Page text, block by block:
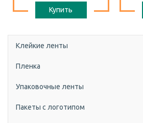
Купить
Клейкие ленты
Пленка
Упаковочные ленты
Пакеты с логотипом